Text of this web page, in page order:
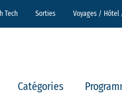
Tech Sorties Voyages /
Catégories